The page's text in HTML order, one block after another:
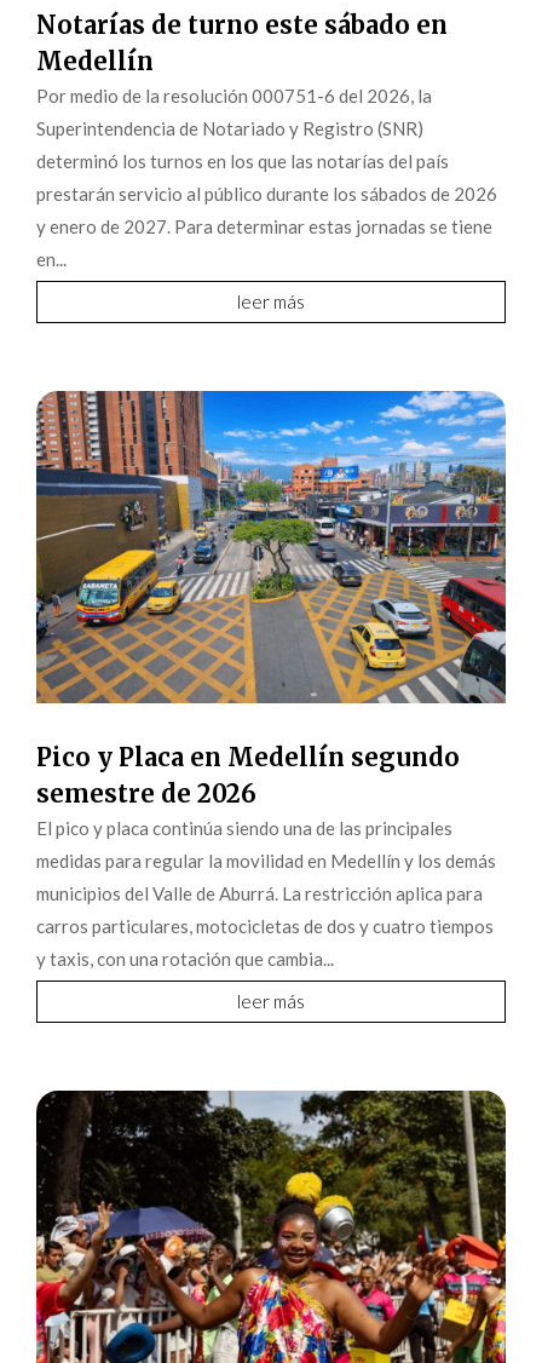
Notarías de turno este sábado en
Medellín
Por medio de la resolución 000751-6 del 2026, la
Superintendencia de Notariado y Registro (SNR)
determinó los turnos en los que las notarías del país
prestarán servicio al público durante los sábados de 2026
y enero de 2027. Para determinar estas jornadas se tiene
en...
leer más
Pico y Placa en Medellín segundo
semestre de 2026
El pico y placa continúa siendo una de las principales
medidas para regular la movilidad en Medellín y los demás
municipios del Valle de Aburrá. La restricción aplica para
carros particulares, motocicletas de dos y cuatro tiempos
y taxis, con una rotación que cambia...
leer más